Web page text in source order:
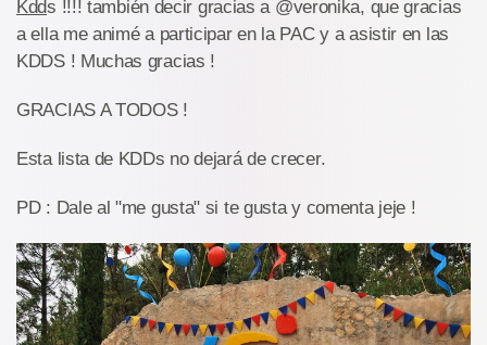
Kdds !!!! también decir gracias a @veronika, que gracias
a ella me animé a participar en la PAC y a asistir en las
KDDS ! Muchas gracias !
GRACIAS A TODOS !
Esta lista de KDDs no dejará de crecer.
PD : Dale al "me gusta" si te gusta y comenta jeje !